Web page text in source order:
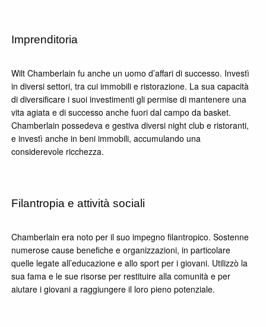
Imprenditoria
Wilt Chamberlain fu anche un uomo d’affari di successo. Investì
in diversi settori, tra cui immobili e ristorazione. La sua capacità
di diversificare i suoi investimenti gli permise di mantenere una
vita agiata e di successo anche fuori dal campo da basket.
Chamberlain possedeva e gestiva diversi night club e ristoranti,
e investì anche in beni immobili, accumulando una
considerevole ricchezza.
Filantropia e attività sociali
Chamberlain era noto per il suo impegno filantropico. Sostenne
numerose cause benefiche e organizzazioni, in particolare
quelle legate all’educazione e allo sport per i giovani. Utilizzò la
sua fama e le sue risorse per restituire alla comunità e per
aiutare i giovani a raggiungere il loro pieno potenziale.